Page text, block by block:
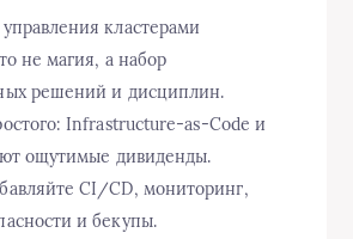
кластерами
не магия, а набор
решений и дисциплин.
Infrastructure-as-Code и
ощутимые дивиденды.
CI/CD, мониторинг,
и бекупы.